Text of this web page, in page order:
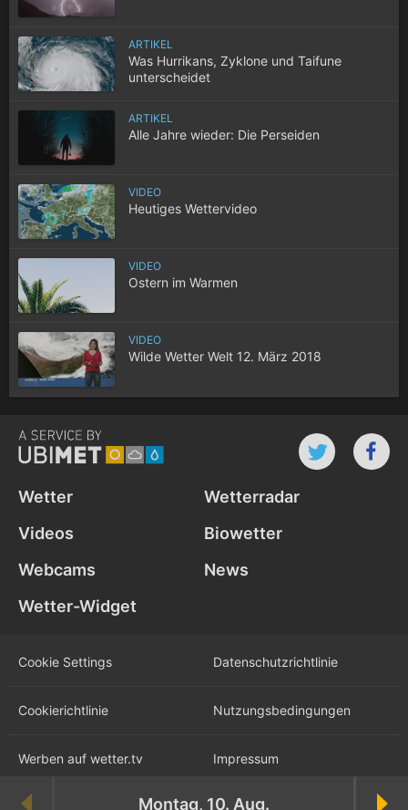
Montag, 10. Aug.
ARTIKEL
Was Hurrikans, Zyklone und Taifune
unterscheidet
ARTIKEL
Alle Jahre wieder: Die Perseiden
VIDEO
Heutiges Wettervideo
VIDEO
Ostern im Warmen
VIDEO
Wilde Wetter Welt 12. März 2018
Wetter
Wetterradar
Videos
Biowetter
Webcams
News
Wetter-Widget
Cookie Settings Datenschutz­richtlinie
Cookie­richtlinie Nutzungs­bedingungen
Werben auf wetter.tv Impressum